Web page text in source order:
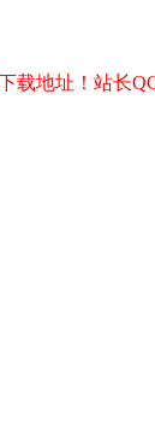
载地址！站长